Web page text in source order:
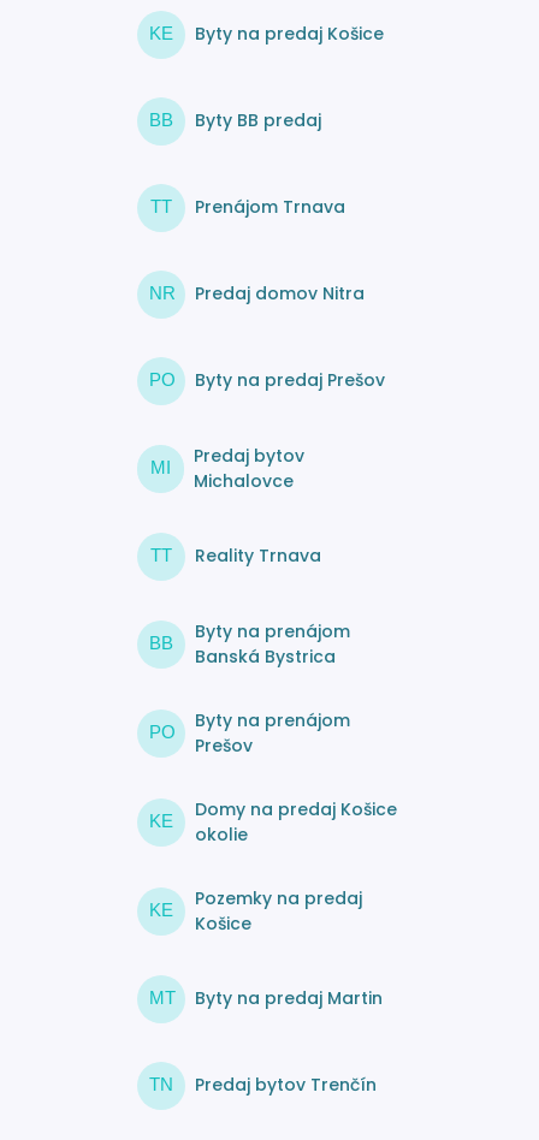
KE Byty na predaj Košice
BB Byty BB predaj
TT Prenájom Trnava
NR Predaj domov Nitra
PO Byty na predaj Prešov
MI
Predaj bytov
Michalovce
TT Reality Trnava
BB
Byty na prenájom
Banská Bystrica
PO
Byty na prenájom
Prešov
KE
Domy na predaj Košice
okolie
KE
Pozemky na predaj
Košice
MT Byty na predaj Martin
TN Predaj bytov Trenčín